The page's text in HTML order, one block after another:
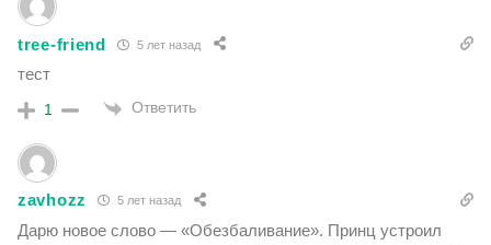
tree-friend 5 лет назад
тест
1 Ответить
zavhozz 5 лет назад
Дарю новое слово — «Обезбаливание». Принц устроил